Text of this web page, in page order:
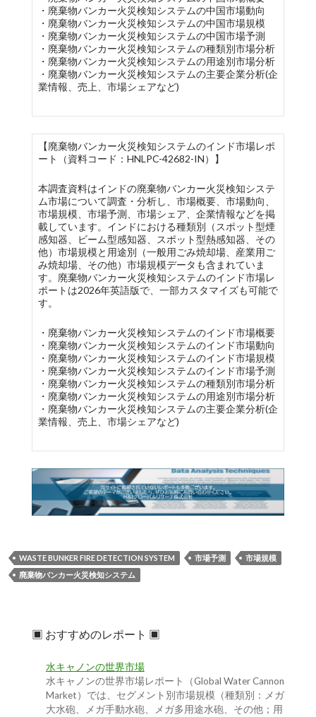
・廃棄物バンカー火災検知システムの中国市場動向
・廃棄物バンカー火災検知システムの中国市場規模
・廃棄物バンカー火災検知システムの中国市場予測
・廃棄物バンカー火災検知システムの種類別市場分析
・廃棄物バンカー火災検知システムの用途別市場分析
・廃棄物バンカー火災検知システムの主要企業分析(企
業情報、売上、市場シェアなど)
【廃棄物バンカー火災検知システムのインド市場レポ
ート（資料コード：HNLPC-42682-IN）】
本調査資料はインドの廃棄物バンカー火災検知システ
ム市場について調査・分析し、市場概要、市場動向、
市場規模、市場予測、市場シェア、企業情報などを掲
載しています。インドにおける種類別（スポット型煙
感知器、ビーム型感知器、スポット型熱感知器、その
他）市場規模と用途別（一般用ごみ焼却場、産業用ご
み焼却場、その他）市場規模データも含まれていま
す。廃棄物バンカー火災検知システムのインド市場レ
ポートは2026年英語版で、一部カスタマイズも可能で
す。
・廃棄物バンカー火災検知システムのインド市場概要
・廃棄物バンカー火災検知システムのインド市場動向
・廃棄物バンカー火災検知システムのインド市場規模
・廃棄物バンカー火災検知システムのインド市場予測
・廃棄物バンカー火災検知システムの種類別市場分析
・廃棄物バンカー火災検知システムの用途別市場分析
・廃棄物バンカー火災検知システムの主要企業分析(企
業情報、売上、市場シェアなど)
WASTE BUNKER FIRE DETECTION SYSTEM 市場予測
市場規模
廃棄物バンカー火災検知システム
▣ おすすめのレポート ▣
水キャノンの世界市場
水キャノンの世界市場レポート（Global Water Cannon
Market）では、セグメント別市場規模（種類別：メガ
大水砲、メガ手動水砲、メガ多用途水砲、その他；用